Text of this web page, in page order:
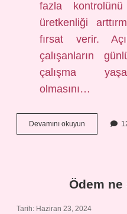
fazla
üretkenliği
fırsat verir.
çalışanların
çalışma
olmasını…
Devamını okuyun
Zaman
Ödem ne
Tarih: Haziran 23, 2024